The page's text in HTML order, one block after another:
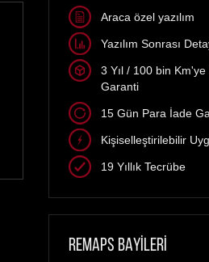
Araca özel yazılım
Yazılım Sonrası
3 Yıl / 100 bin
Garanti
15 Gün Para İade
Kişiselleştirilebilir
19 Yıllık Tecrübe
REMAPS BAYİLERİ